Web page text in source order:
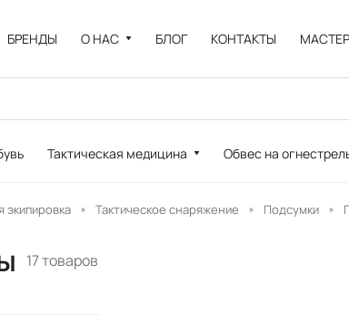
БРЕНДЫ О НАС БЛОГ КОНТАКТЫ
Тактическая медицина Обвес на
экипировка Тактическое снаряжение Подсумки
17 товаров